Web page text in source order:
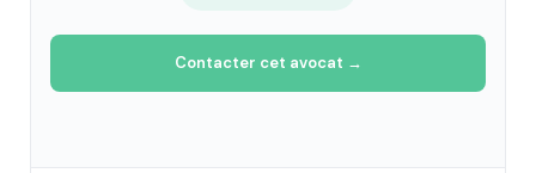
Contacter cet avocat →